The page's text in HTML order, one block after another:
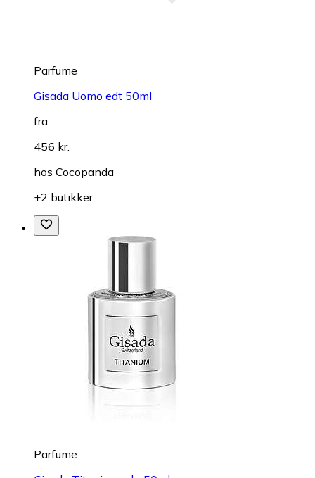
Parfume
Gisada Uomo edt 50ml
fra
456 kr.
hos Cocopanda
+2 butikker
Parfume